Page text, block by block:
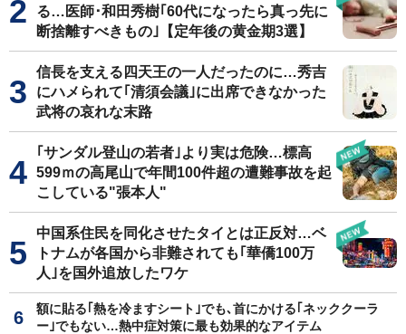
る…医師･和田秀樹｢60代になったら真っ先に
断捨離すべきもの｣【定年後の黄金期3選】
信長を支える四天王の一人だったのに…秀吉
にハメられて｢清須会議｣に出席できなかった
武将の哀れな末路
｢サンダル登山の若者｣より実は危険…標高
599ｍの高尾山で年間100件超の遭難事故を起
こしている"張本人"
中国系住民を同化させたタイとは正反対…ベ
トナムが各国から非難されても｢華僑100万
人｣を国外追放したワケ
額に貼る｢熱を冷ますシート｣でも､首にかける｢ネッククーラ
ー｣でもない…熱中症対策に最も効果的なアイテム